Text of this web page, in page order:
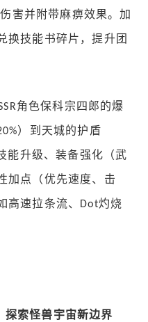
害并附带麻痹效果。加
换技能书碎片，提升团
角色保科宗四郎的爆
）到天城的护盾
能升级、装备强化（武
加点（优先速度、击
高速拉条流、 Dot灼烧
探索怪兽宇宙新边界